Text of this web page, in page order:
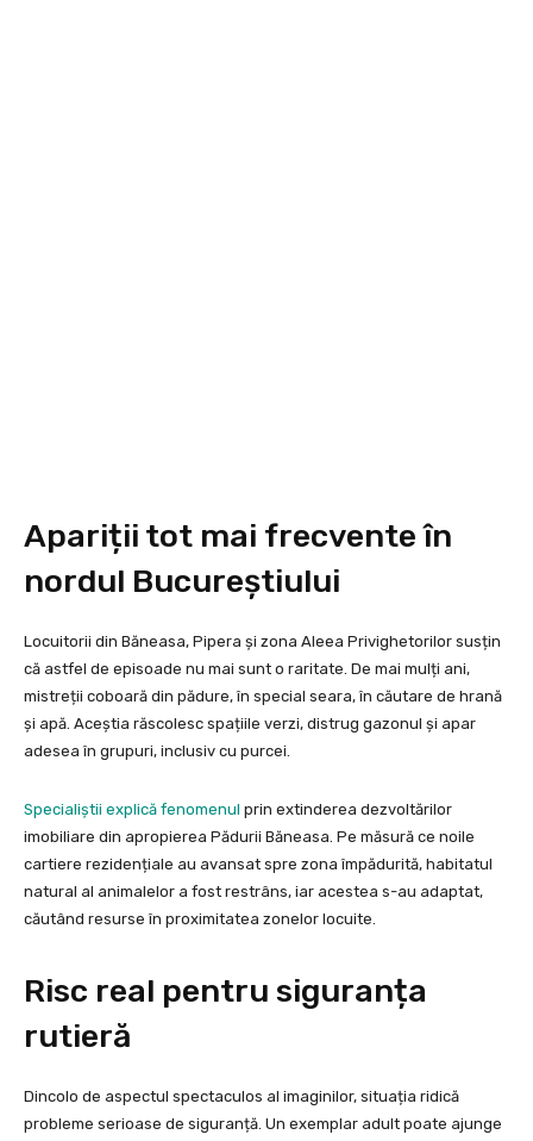
Apariții tot mai frecvente în
nordul Bucureștiului
Locuitorii din Băneasa, Pipera și zona Aleea Privighetorilor susțin
că astfel de episoade nu mai sunt o raritate. De mai mulți ani,
mistreții coboară din pădure, în special seara, în căutare de hrană
și apă. Aceștia răscolesc spațiile verzi, distrug gazonul și apar
adesea în grupuri, inclusiv cu purcei.
Specialiștii explică fenomenul prin extinderea dezvoltărilor
imobiliare din apropierea Pădurii Băneasa. Pe măsură ce noile
cartiere rezidențiale au avansat spre zona împădurită, habitatul
natural al animalelor a fost restrâns, iar acestea s-au adaptat,
căutând resurse în proximitatea zonelor locuite.
Risc real pentru siguranța
rutieră
Dincolo de aspectul spectaculos al imaginilor, situația ridică
probleme serioase de siguranță. Un exemplar adult poate ajunge